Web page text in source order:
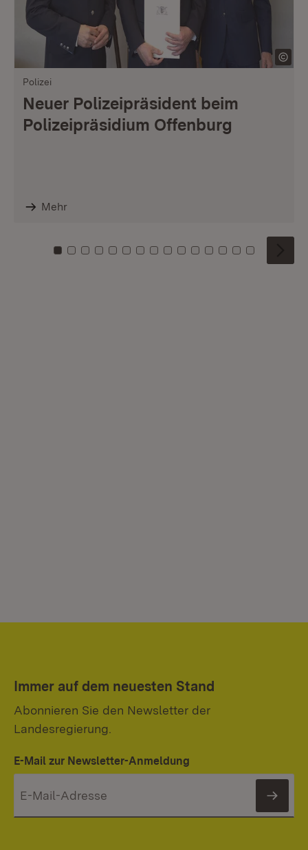
Polizei
Neuer Polizeipräsident beim
Polizeipräsidium Offenburg
Mehr
Zu Kachel: 0
Zu Kachel: 1
Zu Kachel: 2
Zu Kachel: 3
Zu Kachel: 4
Zu Kachel: 5
Zu Kachel: 6
Zu Kachel: 7
Zu Kachel: 8
Zu Kachel: 9
Zu Kachel: 10
Zu Kachel: 11
Zu Kachel: 12
Zu Kachel:
Zu
Immer auf dem neuesten Stand
Abonnieren Sie den Newsletter der
Landesregierung.
E-Mail zur Newsletter-Anmeldung